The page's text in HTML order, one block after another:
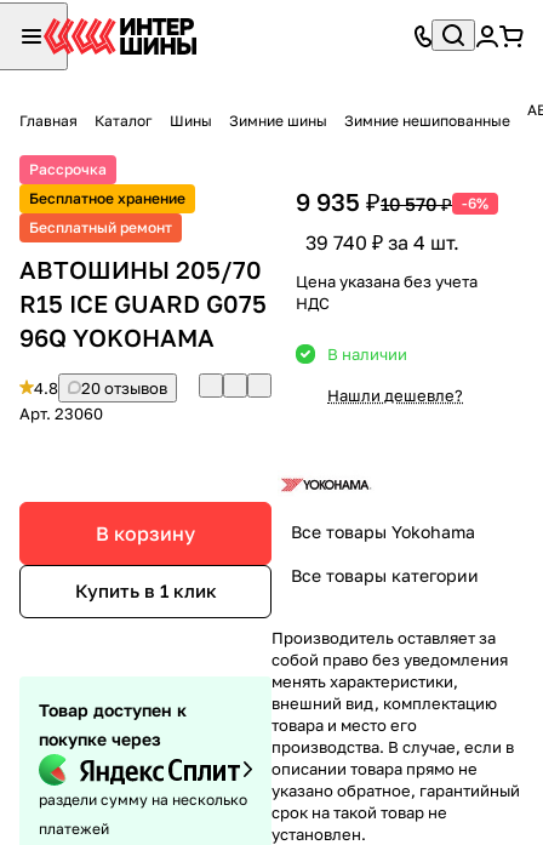
Главная Каталог Шины Зимние шины Зимние нешипованные
Рассрочка
Бесплатное хранение
Бесплатный ремонт
АВТОШИНЫ 205/70
R15 ICE GUARD G075
96Q YOKOHAMA
4.8
20 отзывов
Арт. 23060
В корзину
Купить в 1 клик
Товар доступен к
покупке через
раздели сумму на несколько
платежей
9 935 ₽10 570 ₽ -6%
39 740 ₽ за 4 шт.
Цена указана без учета
НДС
В наличии
Нашли дешевле?
Все товары Yokohama
Все товары категории
Производитель оставляет за
собой право без уведомления
менять характеристики,
внешний вид, комплектацию
товара и место его
производства. В случае, если в
описании товара прямо не
указано обратное, гарантийный
срок на такой товар не
установлен.